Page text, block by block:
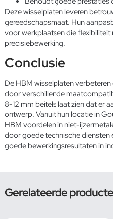
Deze wisselplaten leveren
gereedschapsmaat. Hun
voor werkplaatsen die flexibiliteit
precisiebewerking.
Conclusie
De HBM wisselplaten
door verschillende
8-12 mm beitels laat zien dat er
ontwerp. Vanuit hun locatie in
HBM voordelen in niet-
door goede technische diensten
goede bewerkingsresultaten in
Gerelateerde